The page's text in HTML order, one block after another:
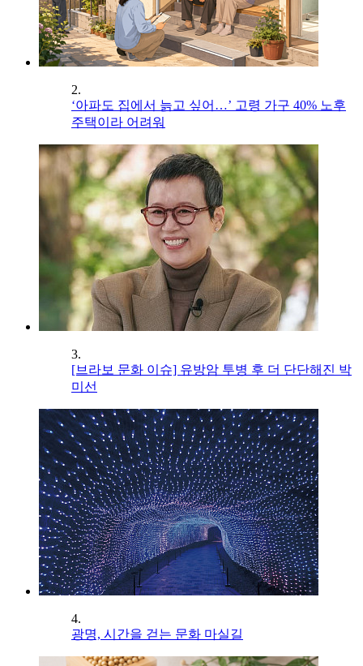
2.
‘아파도 집에서 늙고 싶어…’ 고령 가구 40% 노후
주택이라 어려워
3.
[브라보 문화 이슈] 유방암 투병 후 더 단단해진 박
미선
4.
광명, 시간을 걷는 문화 마실길